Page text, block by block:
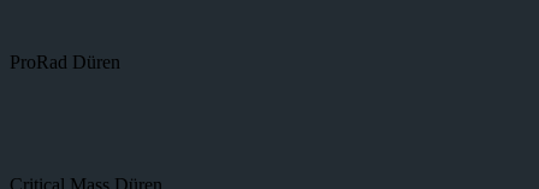
ProRad Düren
Critical Mass Düren